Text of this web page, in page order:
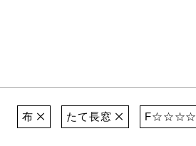
布 たて長窓 F☆☆☆☆